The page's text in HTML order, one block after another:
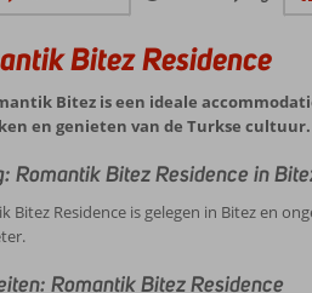
Bitez Residence
Bitez is een ideale
en genieten van de Turkse cultuur.
Romantik Bitez Residence in
Bitez Residence is gelegen in Bitez en
Romantik Bitez Residence